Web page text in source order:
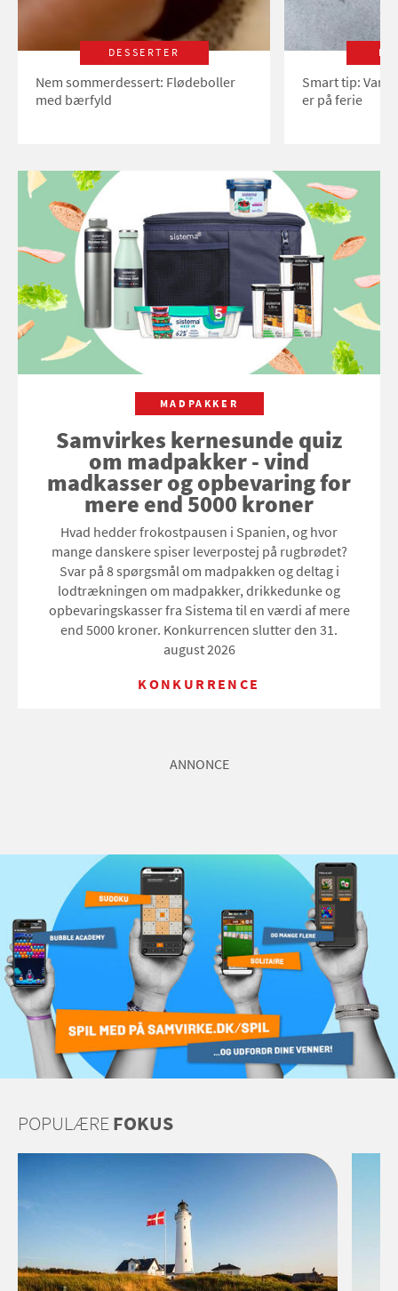
DESSERTER
Nem sommerdessert: Flødeboller
med bærfyld
Smart tip:
er på ferie
MADPAKKER
Samvirkes kernesunde quiz
om madpakker - vind
madkasser og opbevaring for
mere end 5000 kroner
Hvad hedder frokostpausen i Spanien, og hvor
mange danskere spiser leverpostej på rugbrødet?
Svar på 8 spørgsmål om madpakken og deltag i
lodtrækningen om madpakker, drikkedunke og
opbevaringskasser fra Sistema til en værdi af mere
end 5000 kroner. Konkurrencen slutter den 31.
august 2026
KONKURRENCE
ANNONCE
POPULÆREFOKUS